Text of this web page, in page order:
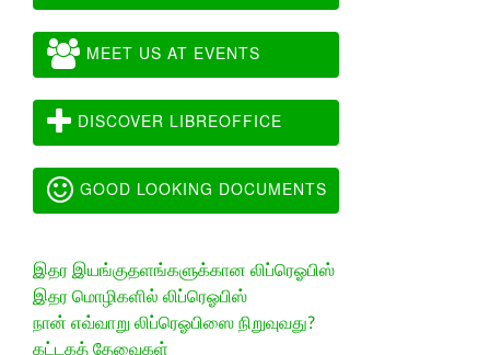
MEET US AT EVENTS
DISCOVER LIBREOFFICE
GOOD LOOKING DOCUMENTS
இதர இயங்குதளங்களுக்கான லிப்ரெஓபிஸ்
இதர மொழிகளில் லிப்ரெஓபிஸ்
நான் எவ்வாறு லிப்ரெஓபிஸை நிறுவுவது?
கட்டகத் தேவைகள்